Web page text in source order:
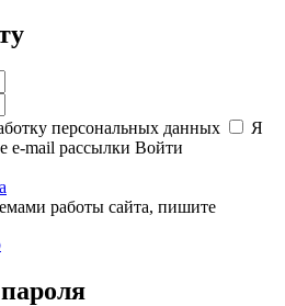
персональных данных
Я
e-mail рассылки Войти
работы сайта, пишите